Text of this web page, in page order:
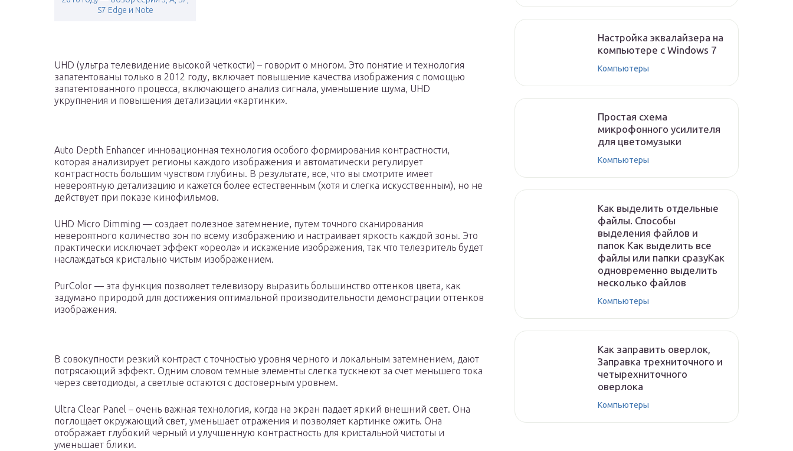
S7 Edge и Note
UHD (ультра телевидение высокой четкости) – говорит о многом. Это понятие и технология
запатентованы только в 2012 году, включает повышение качества изображения с помощью
запатентованного процесса, включающего анализ сигнала, уменьшение шума, UHD
укрупнения и повышения детализации «картинки».
Auto Depth Enhancer инновационная технология особого формирования контрастности,
которая анализирует регионы каждого изображения и автоматически регулирует
контрастность большим чувством глубины. В результате, все, что вы смотрите имеет
невероятную детализацию и кажется более естественным (хотя и слегка искусственным), но не
действует при показе кинофильмов.
UHD Micro Dimming — создает полезное затемнение, путем точного сканирования
невероятного количество зон по всему изображению и настраивает яркость каждой зоны. Это
практически исключает эффект «ореола» и искажение изображения, так что телезритель будет
наслаждаться кристально чистым изображением.
PurColor — эта функция позволяет телевизору выразить большинство оттенков цвета, как
задумано природой для достижения оптимальной производительности демонстрации оттенков
изображения.
В совокупности резкий контраст с точностью уровня черного и локальным затемнением, дают
потрясающий эффект. Одним словом темные элементы слегка тускнеют за счет меньшего тока
через светодиоды, а светлые остаются с достоверным уровнем.
Ultra Clear Panel – очень важная технология, когда на экран падает яркий внешний свет. Она
поглощает окружающий свет, уменьшает отражения и позволяет картинке ожить. Она
отображает глубокий черный и улучшенную контрастность для кристальной чистоты и
уменьшает блики.
Настройка эквалайзера на
компьютере с Windows 7
Компьютеры
Простая схема
микрофонного усилителя
для цветомузыки
Компьютеры
Как выделить отдельные
файлы. Способы
выделения файлов и
папок Как выделить все
файлы или папки сразуКак
одновременно выделить
несколько файлов
Компьютеры
Как заправить оверлок,
Заправка трехниточного и
четырехниточного
оверлока
Компьютеры